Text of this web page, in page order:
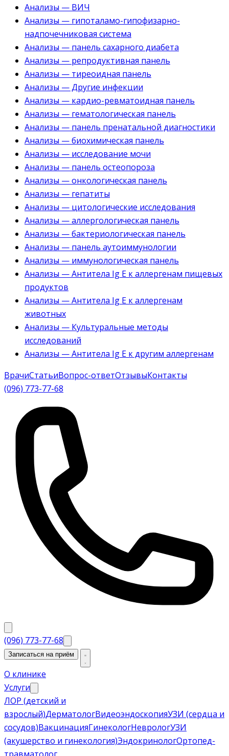
Анализы — ВИЧ
Анализы — гипоталамо-гипофизарно-
надпочечниковая система
Анализы — панель сахарного диабета
Анализы — репродуктивная панель
Анализы — тиреоидная панель
Анализы — Другие инфекции
Анализы — кардио-ревматоидная панель
Анализы — гематологическая панель
Анализы — панель пренатальной диагностики
Анализы — биохимическая панель
Анализы — исследование мочи
Анализы — панель остеопороза
Анализы — онкологическая панель
Анализы — гепатиты
Анализы — цитологические исследования
Анализы — аллергологическая панель
Анализы — бактериологическая панель
Анализы — панель аутоиммунологии
Анализы — иммунологическая панель
Анализы — Антитела Ig E к аллергенам пищевых
продуктов
Анализы — Антитела Ig E к аллергенам
животных
Анализы — Культуральные методы
исследований
Анализы — Антитела Ig E к другим аллергенам
ВрачиСтатьиВопрос-ответОтзывыКонтакты
(096) 773-77-68
(096) 773-77-68
Записаться на приём
О клинике
Услуги
ЛОР (детский и
взрослый)ДерматологВидеоэндоскопияУЗИ (сердца и
сосудов)ВакцинацияГинекологНеврологУЗИ
(акушерство и гинекология)ЭндокринологОртопед-